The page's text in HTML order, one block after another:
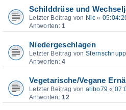
Schilddrüse und
Letzter Beitrag von Nic«
Antworten:1
Niedergeschlagen
Letzter Beitrag von
Antworten:4
Vegetarische/Vegane
Letzter Beitrag von alibo79 «
Antworten:12